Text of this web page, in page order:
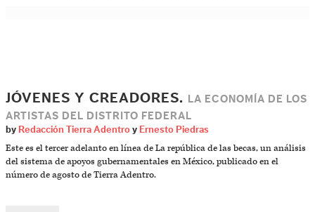
JÓVENES Y CREADORES.
LA ECONOMÍA DE LOS
ARTISTAS DEL DISTRITO FEDERAL
by Redacción Tierra Adentro y Ernesto Piedras
Este es el tercer adelanto en línea de La república de las becas, un análisis
del sistema de apoyos gubernamentales en México, publicado en el
número de agosto de Tierra Adentro.